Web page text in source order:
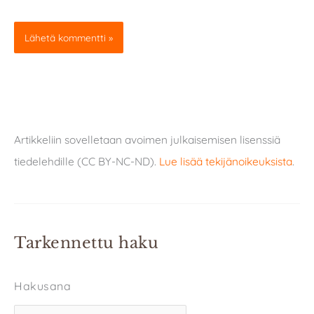
Artikkeliin sovelletaan avoimen julkaisemisen lisenssiä
tiedelehdille (CC BY-NC-ND). Lue lisää tekijänoikeuksista.
Tarkennettu haku
Hakusana